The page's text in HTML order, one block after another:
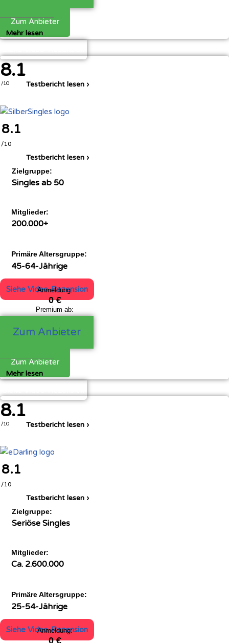
Zum Anbieter
Mehr lesen
8.1
/10 Testbericht lesen ›
8.1
/10
Testbericht lesen ›
Zielgruppe:
Singles ab 50
Mitglieder:
200.000+
Primäre Altersgruppe:
45-64-Jährige
Siehe Video-Rezension
Anmeldung:
0 €
Premium ab:
Zum Anbieter
Zum Anbieter
Mehr lesen
8.1
/10 Testbericht lesen ›
8.1
/10
Testbericht lesen ›
Zielgruppe:
Seriöse Singles
Mitglieder:
Ca. 2.600.000
Primäre Altersgruppe:
25-54-Jährige
Siehe Video-Rezension
Anmeldung:
0 €